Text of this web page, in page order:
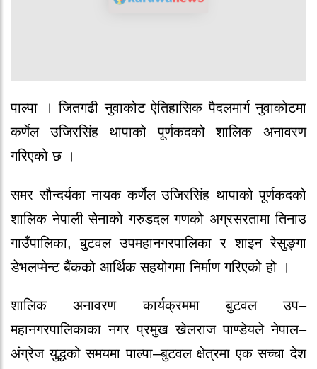
पाल्पा । जितगढी नुवाकोट ऐतिहासिक पैदलमार्ग नुवाकोटमा
कर्णेल उजिरसिंह थापाको पूर्णकदको शालिक अनावरण
गरिएको छ ।
समर सौन्दर्यका नायक कर्णेल उजिरसिंह थापाको पूर्णकदको
शालिक नेपाली सेनाको गरुडदल गणको अग्रसरतामा तिनाउ
गाउँपालिका, बुटवल उपमहानगरपालिका र शाइन रेसुङ्गा
डेभलप्मेन्ट बैंकको आर्थिक सहयोगमा निर्माण गरिएको हो ।
शालिक अनावरण कार्यक्रममा बुटवल उप–
महानगरपालिकाका नगर प्रमुख खेलराज पाण्डेयले नेपाल–
अंग्रेज युद्धको समयमा पाल्पा–बुटवल क्षेत्रमा एक सच्चा देश